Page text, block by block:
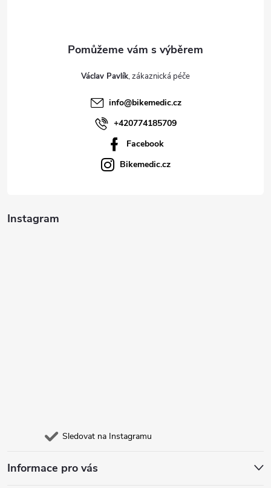
Václav Pavlík
info@bikemedic.cz
+420774185709
Facebook
Bikemedic.cz
Instagram
Sledovat na Instagramu
Informace pro vás